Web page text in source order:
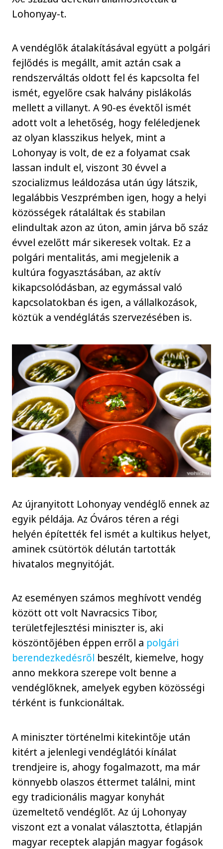
Lohonyay-t.
A vendéglők átalakításával együtt a polgári
fejlődés is megállt, amit aztán csak a
rendszerváltás oldott fel és kapcsolta fel
ismét, egyelőre csak halvány pislákolás
mellett a villanyt. A 90-es évektől ismét
adott volt a lehetőség, hogy feléledjenek
az olyan klasszikus helyek, mint a
Lohonyay is volt, de ez a folyamat csak
lassan indult el, viszont 30 évvel a
szocializmus leáldozása után úgy látszik,
legalábbis Veszprémben igen, hogy a helyi
közösségek rátaláltak és stabilan
elindultak azon az úton, amin járva bő száz
évvel ezelőtt már sikeresek voltak. Ez a
polgári mentalitás, ami megjelenik a
kultúra fogyasztásában, az aktív
kikapcsolódásban, az egymással való
kapcsolatokban és igen, a vállalkozások,
köztük a vendéglátás szervezésében is.
Az újranyitott Lohonyay vendéglő ennek az
egyik példája. Az Óváros téren a régi
helyén építették fel ismét a kultikus helyet,
aminek csütörtök délután tartották
hivatalos megnyitóját.
Az eseményen számos meghívott vendég
között ott volt Navracsics Tibor,
területfejlesztési miniszter is, aki
köszöntőjében éppen erről a polgári
berendezkedésről beszélt, kiemelve, hogy
anno mekkora szerepe volt benne a
vendéglőknek, amelyek egyben közösségi
térként is funkcionáltak.
A miniszter történelmi kitekintője után
kitért a jelenlegi vendéglátói kínálat
trendjeire is, ahogy fogalmazott, ma már
könnyebb olaszos éttermet találni, mint
egy tradicionális magyar konyhát
üzemeltető vendéglőt. Az új Lohonyay
viszont ezt a vonalat választotta, étlapján
magyar receptek alapján magyar fogások